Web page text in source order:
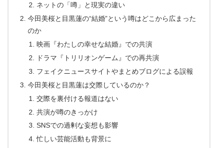
ネットの「噂」と現実の違い
今田美桜と目黒蓮の“結婚”という噂はどこから広まった
のか
映画『わたしの幸せな結婚』での共演
ドラマ『トリリオンゲーム』での再共演
フェイクニュースサイトやまとめブログによる誤報
今田美桜と目黒蓮は交際しているのか？
交際を裏付ける報道はない
共演が噂のきっかけ
SNSでの過剰な妄想も影響
忙しい芸能活動も背景に